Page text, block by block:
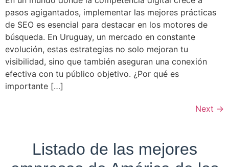
pasos agigantados, implementar las mejores prácticas
de SEO es esencial para destacar en los motores de
búsqueda. En Uruguay, un mercado en constante
evolución, estas estrategias no solo mejoran tu
visibilidad, sino que también aseguran una conexión
efectiva con tu público objetivo. ¿Por qué es
importante […]
Next →
Listado de las mejores